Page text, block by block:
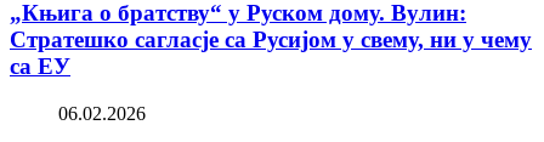
„Књига о братству“ у Руском дому. Вулин:
Стратешко сагласје са Русијом у свему, ни у чему
са ЕУ
06.02.2026